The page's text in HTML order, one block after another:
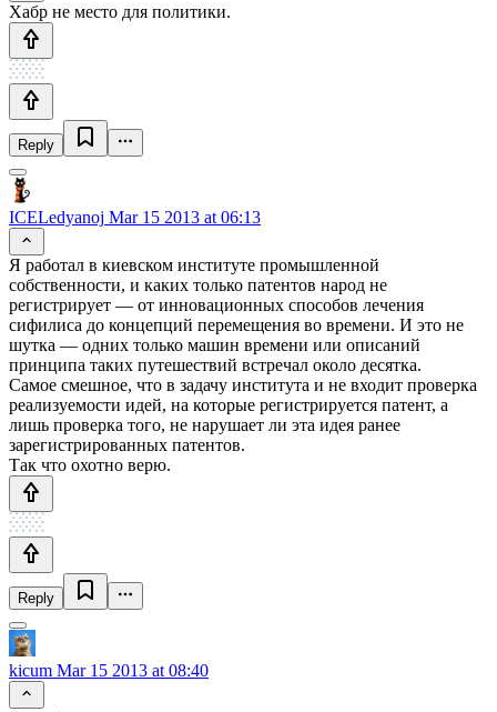
Хабр не место для политики.
Reply
ICELedyanoj Mar 15 2013 at 06:13
Я работал в киевском институте промышленной
собственности, и каких только патентов народ не
регистрирует — от инновационных способов лечения
сифилиса до концепций перемещения во времени. И это не
шутка — одних только машин времени или описаний
принципа таких путешествий встречал около десятка.
Самое смешное, что в задачу института и не входит проверка
реализуемости идей, на которые регистрируется патент, а
лишь проверка того, не нарушает ли эта идея ранее
зарегистрированных патентов.
Так что охотно верю.
Reply
kicum Mar 15 2013 at 08:40